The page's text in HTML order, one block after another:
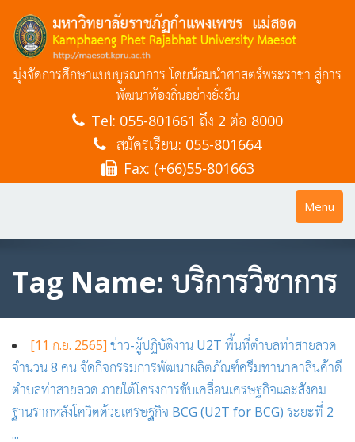
มุ่งจัดการศึกษาแบบบูรณาการ โดยน้อมนำศาสตร์พระราชา สู่การ
พัฒนาท้องถิ่นอย่างยั่งยืน
Tel: 055-801661 ถึง 2 ต่อ 8000
สมัครเรียน: 055-801664
Fax: (+66)55-801663
Toggle
Menu
Tag Name: บริการวิชาการ
[11 ก.ย. 2565] ข่าว-ผู้ปฏิบัติงาน U2T พื้นที่ตำบลท่าสายลวด
จำนวน 8 คน จัดกิจกรรมการพัฒนาผลิตภัณฑ์ครีมทานาคาสินค้าดี
ตำบลท่าสายลวด ภายใต้โครงการขับเคลื่อนเศรษฐกิจและสังคม
ฐานรากหลังโควิดด้วยเศรษฐกิจ BCG (U2T for BCG) ระยะที่ 2
...